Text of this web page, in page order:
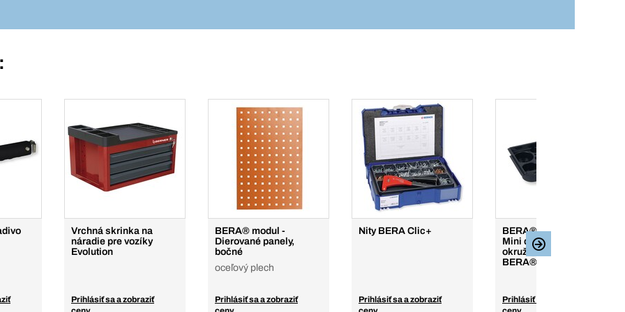
Vrchná skrinka na
náradie pre vozíky
Evolution
Prihlásiť sa a zobraziť
BERA® modul -
Dierované panely,
bočné
oceľový plech
Prihlásiť sa a zobraziť
Nity BERA Clic+
Prihlásiť sa a zobraziť
BERA® Clic+ Vložka
Mini do 506683 na
okružné píly
BERA®clic+
Prihlásiť sa a zobraziť